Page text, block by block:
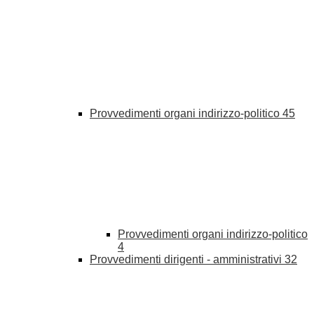
Provvedimenti organi indirizzo-politico 45
Provvedimenti organi indirizzo-politico
4
Provvedimenti dirigenti - amministrativi 32